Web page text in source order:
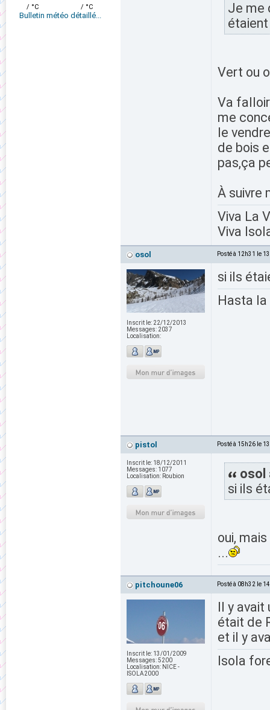
/ °C / °C
Bulletin météo détaillé...
Je me
Vert ou
Va
me
le
de bois
pas,ça
À suivre
Viva La
Viva
osol Posté à 12h31 le
Inscrit le: 22/12/2013
Messages: 2037
Localisation:
si ils
Hasta
pistol Posté à 15h26 le
Inscrit le: 18/12/2011
Messages: 1077
Localisation: Roubion
osol
si ils
oui,
...
pitchoune06 Posté à 08h32 le
Inscrit le: 13/01/2009
Messages:5200
Localisation: NICE -
ISOLA2000
Il y avait
était de
et il y
Isola